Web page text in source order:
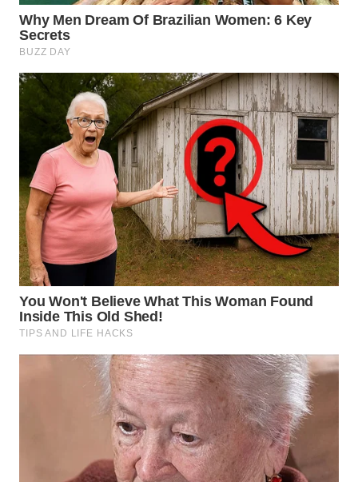
WN
KARAWANG
WN
BEKASI
WN
BOGOR
WN
DEPOK
WN
TAPANULI
UTARA